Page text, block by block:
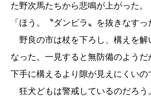
た野次馬たちから悲鳴が上がった。
「ほう。〝ダンビラ〟を抜きなすっ
野良の市は杖を下ろし、構えを解
なった。一見すると無防備のよう
下手に構えるより隙が見えにくいの
狂犬どもは警戒しているのだろう